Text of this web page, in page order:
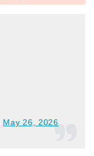
May 26, 2026